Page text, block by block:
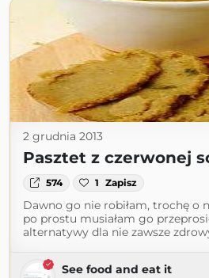
2 grudnia 2013
Pasztet z czerwonej
574 1 Zapisz
Dawno go nie robiłam, trochę o
po prostu musiałam go
alternatywy dla nie zawsze
See food and eat it